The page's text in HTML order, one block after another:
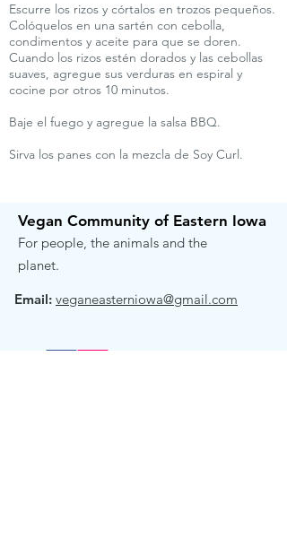
Escurre los rizos y córtalos en trozos pequeños.
Colóquelos en una sartén con cebolla,
condimentos y aceite para que se doren.
Cuando los rizos estén dorados y las cebollas
suaves, agregue sus verduras en espiral y
cocine por otros 10 minutos.
Baje el fuego y agregue la salsa BBQ.
Sirva los panes con la mezcla de Soy Curl.
Vegan Community of Eastern Iowa
For people, the animals and the
planet.
Email: veganeasterniowa@gmail.com